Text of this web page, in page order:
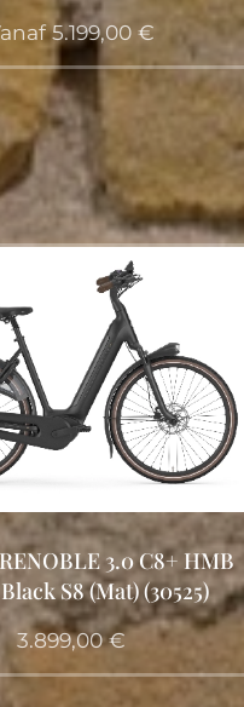
5.199,00 €
3.0 C8+ HMB
S8 (Mat) (30525)
3.899,00€